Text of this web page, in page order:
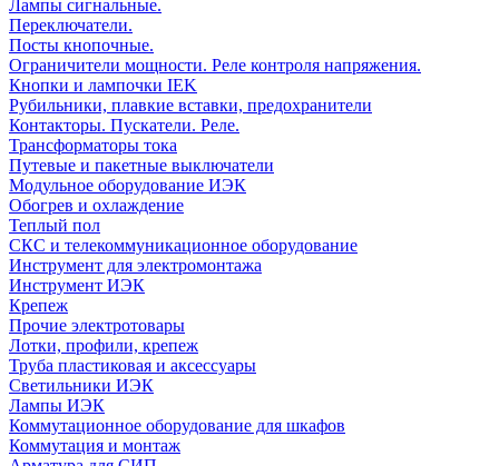
Лампы сигнальные.
Переключатели.
Посты кнопочные.
Ограничители мощности. Реле контроля напряжения.
Кнопки и лампочки IEK
Рубильники, плавкие вставки, предохранители
Контакторы. Пускатели. Реле.
Трансформаторы тока
Путевые и пакетные выключатели
Модульное оборудование ИЭК
Обогрев и охлаждение
Теплый пол
СКС и телекоммуникационное оборудование
Инструмент для электромонтажа
Инструмент ИЭК
Крепеж
Прочие электротовары
Лотки, профили, крепеж
Труба пластиковая и аксессуары
Светильники ИЭК
Лампы ИЭК
Коммутационное оборудование для шкафов
Коммутация и монтаж